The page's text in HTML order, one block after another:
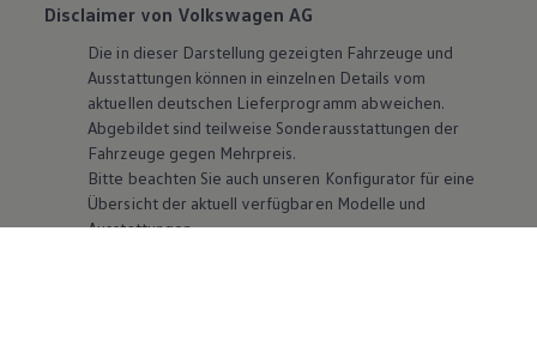
Disclaimer von Volkswagen AG
Die in dieser Darstellung gezeigten Fahrzeuge und
Ausstattungen können in einzelnen Details vom
aktuellen deutschen Lieferprogramm abweichen.
Abgebildet sind teilweise Sonderausstattungen der
Fahrzeuge gegen Mehrpreis.
Bitte beachten Sie auch unseren Konfigurator für eine
Übersicht der aktuell verfügbaren Modelle und
Ausstattungen.